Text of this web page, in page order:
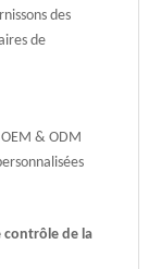
des
de
& ODM
contrôle de la